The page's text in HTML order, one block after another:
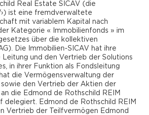
de Rothschild Real Estate SICAV
investiert in Gewerbeimmobilien
eine anfängliche Mietrendite
zielt insbesondere darauf ab, ein
aufzubauen, indem Umwelt-,
Aspekte ("ESG") in die
Immobilienportfolios, seine
die Stakeholder integriert werden
Anleger des Teilfonds Edmond
SICAV - Commercial Income
Income") ist auf die
Anleger" beschränkt. Die
SICAV informieren über diese
gegebenenfalls über weitere
Anlegerkreises. Somit richten sich die
enthaltenen Informationen über den
Income ausschließlich an Anleger, die
sind und als qualifizierte oder
im Sinne von Art. 10 Abs. 3 und 3ter
über die kollektiven Kapitalanlagen
Real Estate SICAV (die
ist eine fremdverwaltete
mit variablem Kapital nach
Kategorie « Immobilienfonds » im
über die kollektiven
Die Immobilien-SICAV hat ihre
und den Vertrieb der Solutions
in ihrer Funktion als Fondsleitung
die Vermögensverwaltung der
sowie den Vertrieb der Aktien der
die Edmond de Rothschild REIM
delegiert. Edmond de Rothschild REIM
Vertrieb der Teilfvermögen Edmond